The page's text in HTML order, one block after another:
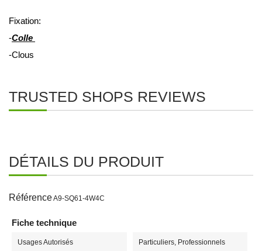
Fixation:
-Colle
-Clous
TRUSTED SHOPS REVIEWS
DÉTAILS DU PRODUIT
RéférenceA9-SQ61-4W4C
Fiche technique
Usages Autorisés Particuliers, Professionnels